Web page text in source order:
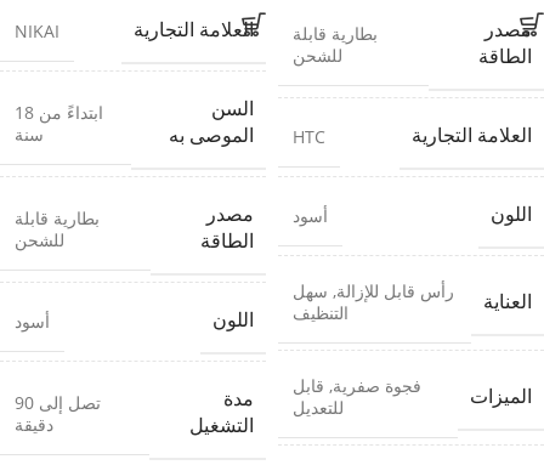
مصدر
الطاقة
بطارية قابلة
للشحن
العلامة التجارية HTC
اللون أسود
العناية رأس قابل للإزالة, سهل
التنظيف
الميزات فجوة صفرية, قابل
للتعديل
العلامة التجارية NIKAI
السن
الموصى به
ابتداءً من 18
سنة
مصدر
الطاقة
بطارية قابلة
للشحن
اللون أسود
مدة
التشغيل
تصل إلى 90
دقيقة